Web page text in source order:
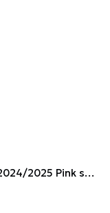
Чохол Proove Pillar Case iPad Air 13 2024/2025 Pink sand